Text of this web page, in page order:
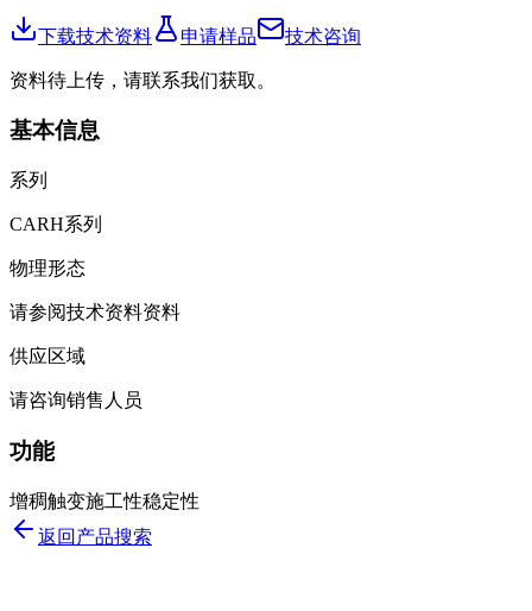
下载技术资料 申请样品 技术咨询
资料待上传，请联系我们获取。
基本信息
系列
CARH系列
物理形态
请参阅技术资料资料
供应区域
请咨询销售人员
功能
增稠触变施工性稳定性
返回产品搜索